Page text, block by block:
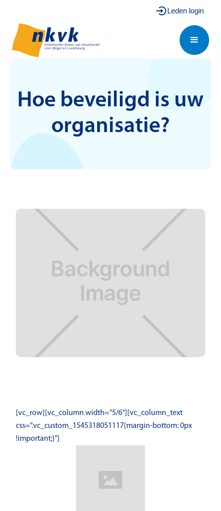
Leden login
Hoe beveiligd is uw
organisatie?
[vc_row][vc_column width="5/6"][vc_column_text
css=".vc_custom_1545318051117{margin-bottom: 0px
!important;}"]